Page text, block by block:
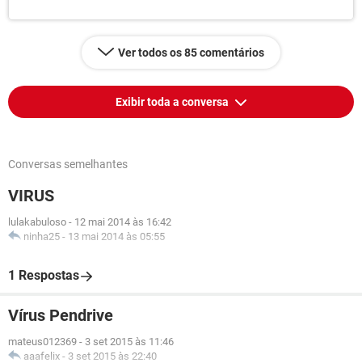
Ver todos os 85 comentários
Exibir toda a conversa
Conversas semelhantes
VIRUS
lulakabuloso - 12 mai 2014 às 16:42
ninha25 - 13 mai 2014 às 05:55
1 Respostas
Vírus Pendrive
mateus012369 - 3 set 2015 às 11:46
aaafelix - 3 set 2015 às 22:40